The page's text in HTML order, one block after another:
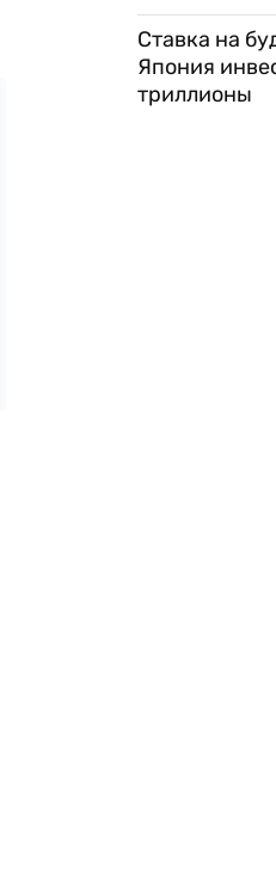
Ставка на
Япония
триллионы